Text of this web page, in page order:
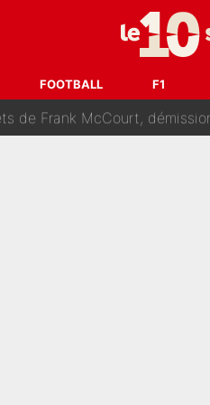
FOOTBALL F1
à Bradley Barcola et
nouveaux joueurs : L’IA
McCourt, démission de Roberto De